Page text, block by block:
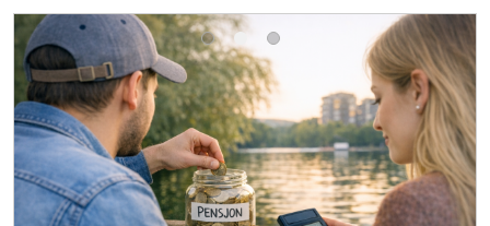
til
hovedinnhold